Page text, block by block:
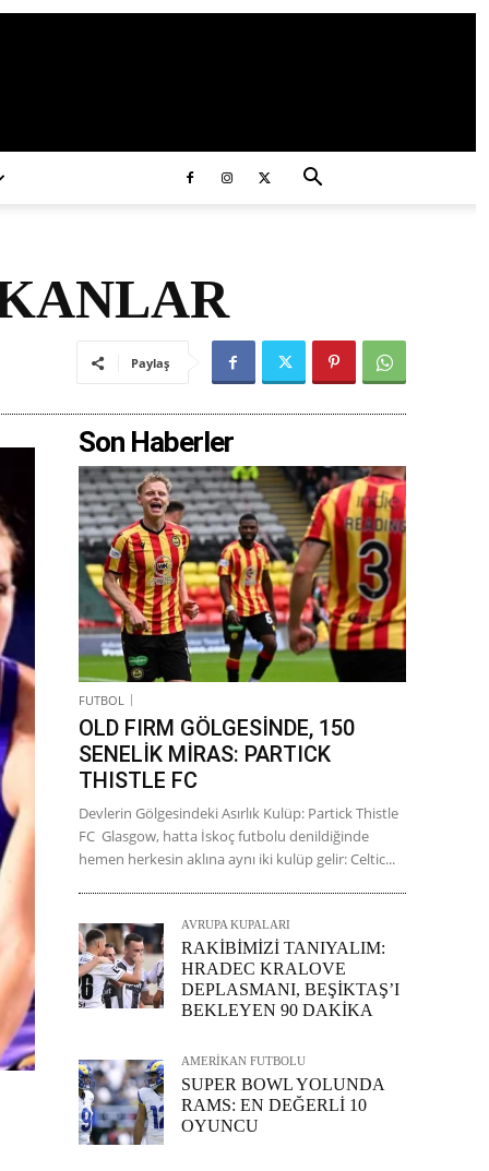
Paylaş
Son Haberler
FUTBOL
OLD FIRM GÖLGESİNDE, 150
SENELİK MİRAS: PARTICK
THISTLE FC
Devlerin Gölgesindeki Asırlık Kulüp: Partick Thistle
FC Glasgow, hatta İskoç futbolu denildiğinde
hemen herkesin aklına aynı iki kulüp gelir: Celtic...
AVRUPA KUPALARI
RAKİBİMİZİ TANIYALIM:
HRADEC KRALOVE
DEPLASMANI, BEŞİKTAŞ’I
BEKLEYEN 90 DAKİKA
AMERİKAN FUTBOLU
SUPER BOWL YOLUNDA
RAMS: EN DEĞERLİ 10
OYUNCU